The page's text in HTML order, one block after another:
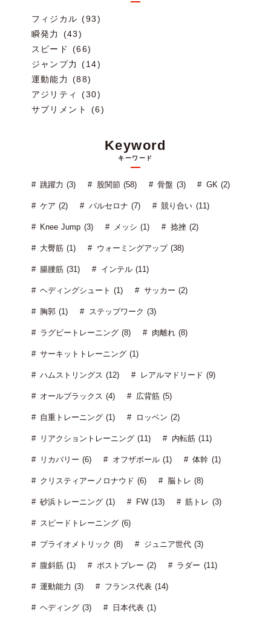
フィジカル (93)
瞬発力 (43)
スピード (66)
ジャンプ力 (14)
運動能力 (88)
アジリティ (30)
サプリメント (6)
Keyword
キーワード
跳躍力 (3) 股関節 (58) 骨盤 (3) GK (2)
ケア (2) バルセロナ (7) 競り合い (11)
Knee Jump (3) メッシ (1) 捻挫 (2)
大臀筋 (1) ウォーミングアップ (38)
腸腰筋 (31) インテル (11)
ヘディングシュート (1) サッカー (2)
胸郭 (1) ステップワーク (3)
ラグビートレーニング (8) 肉離れ (8)
サーキットトレーニング (1)
ハムストリングス (12) レアルマドリード (9)
オールブラックス (4) 広背筋 (5)
自重トレーニング (1) ロッベン (2)
リアクショントレーニング (11) 内転筋 (11)
リカバリー (6) オフザボール (1) 体幹 (1)
クリスティアーノロナウド (6) 脳トレ (8)
砂浜トレーニング (1) FW (13) 筋トレ (3)
スピードトレーニング (6)
プライオメトリック (8) ジュニア世代 (3)
腹斜筋 (1) ポストプレー (2) ラダー (11)
運動能力 (3) フランス代表 (14)
ヘディング (3) 日本代表 (1)